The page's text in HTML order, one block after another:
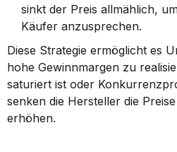
sinkt der Preis allmählich,
Käufer anzusprechen.
Diese Strategie ermöglicht es
hohe Gewinnmargen zu
saturiert ist oder
senken die Hersteller die
erhöhen.